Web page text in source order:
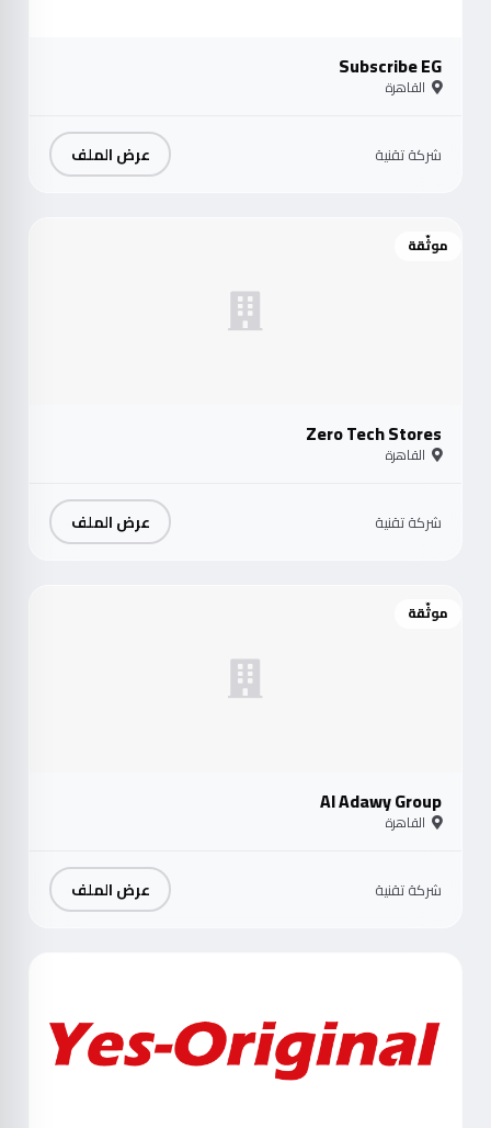
Subscribe EG
القاهرة
شركة تقنية عرض الملف
موثّقة
Zero Tech Stores
القاهرة
شركة تقنية عرض الملف
موثّقة
Al Adawy Group
القاهرة
شركة تقنية عرض الملف